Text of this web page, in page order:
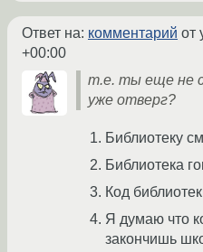
Ответ на: комментарий от
+00:00
т.е. ты еще не
уже отверг?
Библиотеку
Библиотека
Код
Я думаю что
закончишь